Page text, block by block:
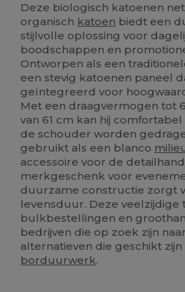
Deze biologisch katoenen
organisch katoen biedt een
stijlvolle oplossing voor
boodschappen en
Ontworpen als een
een stevig katoenen paneel
geïntegreerd voor
Met een draagvermogen tot
van 61 cm kan hij
de schouder worden
gebruikt als een blanco
accessoire voor de
merkgeschenk voor
duurzame constructie zorgt
levensduur. Deze veelzijdige
bulkbestellingen en
bedrijven die op zoek zijn
alternatieven die geschikt
borduurwerk.